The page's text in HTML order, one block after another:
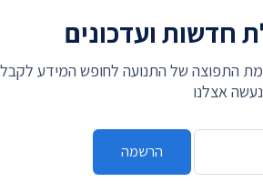
חדשות ועדכונים
התפוצה של התנועה לחופש המידע
אצלנו
הרשמה
לפסיקת בית המשפט